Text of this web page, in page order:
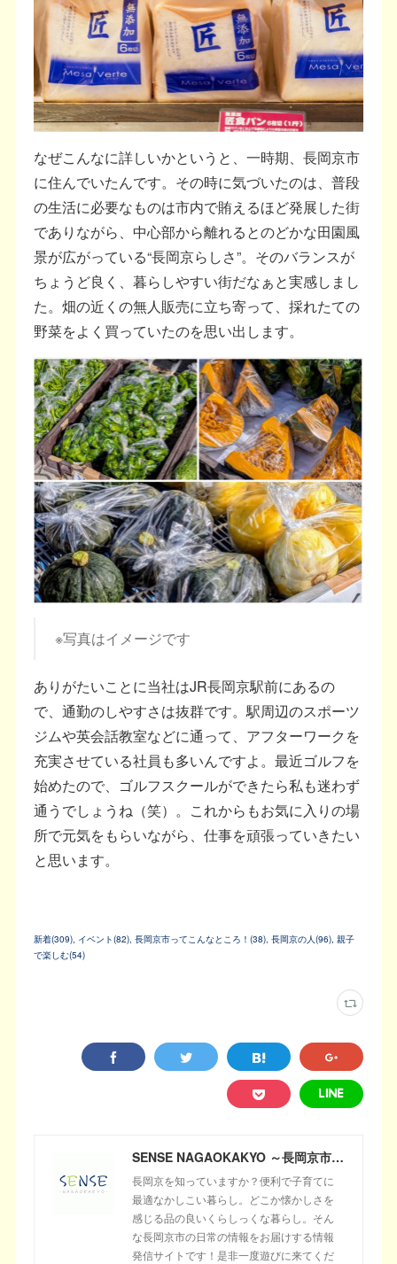
なぜこんなに詳しいかというと、一時期、長岡京市
に住んでいたんです。その時に気づいたのは、普段
の生活に必要なものは市内で賄えるほど発展した街
でありながら、中心部から離れるとのどかな田園風
景が広がっている“長岡京らしさ”。そのバランスが
ちょうど良く、暮らしやすい街だなぁと実感しまし
た。畑の近くの無人販売に立ち寄って、採れたての
野菜をよく買っていたのを思い出します。
※写真はイメージです
ありがたいことに当社はJR長岡京駅前にあるの
で、通勤のしやすさは抜群です。駅周辺のスポーツ
ジムや英会話教室などに通って、アフターワークを
充実させている社員も多いんですよ。最近ゴルフを
始めたので、ゴルフスクールができたら私も迷わず
通うでしょうね（笑）。これからもお気に入りの場
所で元気をもらいながら、仕事を頑張っていきたい
と思います。
新着(309) イベント(82) 長岡京市ってこんなところ！(38) 長岡京の人(96) 親子
で楽しむ(54)
SENSE NAGAOKAKYO ～長岡京市のサブサイト～
長岡京を知っていますか？便利で子育てに
最適なかしこい暮らし。どこか懐かしさを
感じる品の良いくらしっくな暮らし。そん
な長岡京市の日常の情報をお届けする情報
発信サイトです！是非一度遊びに来てくだ